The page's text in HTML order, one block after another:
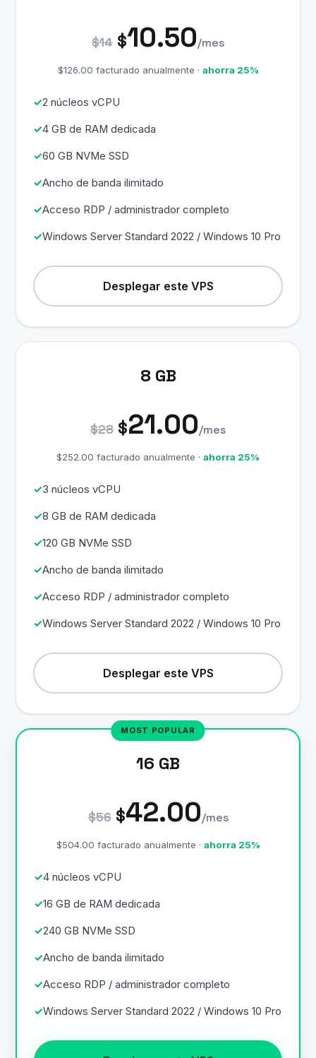
$14 $10.50/mes
$126.00 facturado anualmente · ahorra 25%
2 núcleos vCPU
4 GB de RAM dedicada
60 GB NVMe SSD
Ancho de banda ilimitado
Acceso RDP / administrador completo
Windows Server Standard 2022 / Windows 10 Pro
Desplegar este VPS
8 GB
$28 $21.00/mes
$252.00 facturado anualmente · ahorra 25%
3 núcleos vCPU
8 GB de RAM dedicada
120 GB NVMe SSD
Ancho de banda ilimitado
Acceso RDP / administrador completo
Windows Server Standard 2022 / Windows 10 Pro
Desplegar este VPS
16 GB
$56 $42.00/mes
$504.00 facturado anualmente · ahorra 25%
4 núcleos vCPU
16 GB de RAM dedicada
240 GB NVMe SSD
Ancho de banda ilimitado
Acceso RDP / administrador completo
Windows Server Standard 2022 / Windows 10 Pro